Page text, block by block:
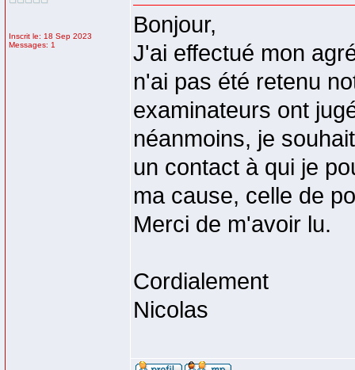
Inscrit le: 18 Sep 2023
Messages: 1
Bonjour,
J'ai effectué mon
n'ai pas été retenu
examinateurs ont
néanmoins, je
un contact à qui je
ma cause, celle de
Merci de m'avoir lu.
Cordialement
Nicolas